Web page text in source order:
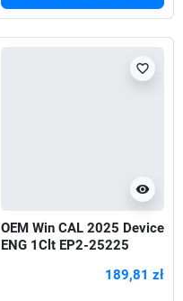
visibility
favorite_border
OEM Win CAL 2025 Device
ENG 1Clt EP2-25225
189,81 zł